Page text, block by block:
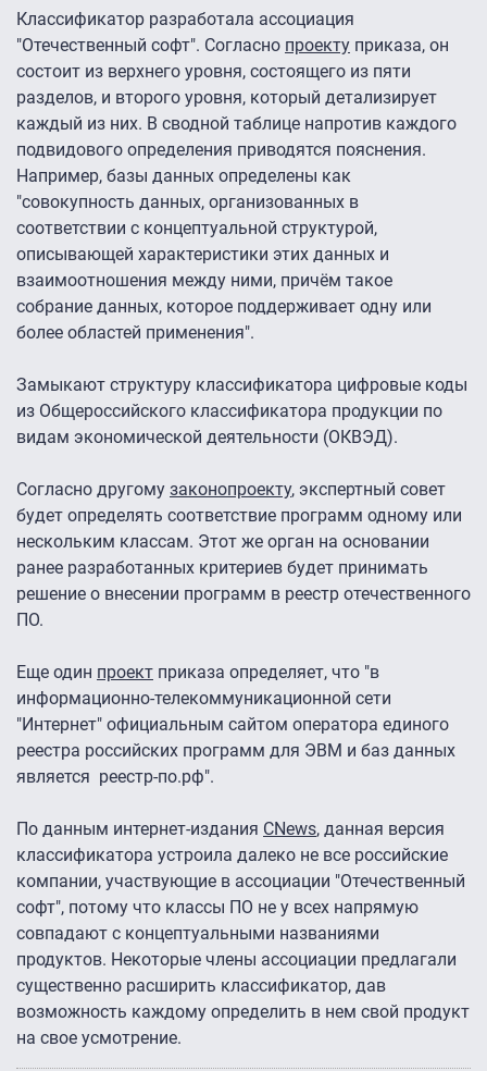
Классификатор разработала ассоциация
"Отечественный софт". Согласно проекту приказа, он
состоит из верхнего уровня, состоящего из пяти
разделов, и второго уровня, который детализирует
каждый из них. В сводной таблице напротив каждого
подвидового определения приводятся пояснения.
Например, базы данных определены как
"совокупность данных, организованных в
соответствии с концептуальной структурой,
описывающей характеристики этих данных и
взаимоотношения между ними, причём такое
собрание данных, которое поддерживает одну или
более областей применения".
Замыкают структуру классификатора цифровые коды
из Общероссийского классификатора продукции по
видам экономической деятельности (ОКВЭД).
Согласно другому законопроекту, экспертный совет
будет определять соответствие программ одному или
нескольким классам. Этот же орган на основании
ранее разработанных критериев будет принимать
решение о внесении программ в реестр отечественного
ПО.
Еще один проект приказа определяет, что "в
информационно-телекоммуникационной сети
"Интернет" официальным сайтом оператора единого
реестра российских программ для ЭВМ и баз данных
является реестр-по.рф".
По данным интернет-издания CNews, данная версия
классификатора устроила далеко не все российские
компании, участвующие в ассоциации "Отечественный
софт", потому что классы ПО не у всех напрямую
совпадают с концептуальными названиями
продуктов. Некоторые члены ассоциации предлагали
существенно расширить классификатор, дав
возможность каждому определить в нем свой продукт
на свое усмотрение.